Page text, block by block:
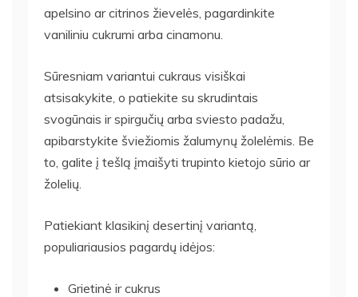
apelsino ar citrinos žievelės, pagardinkite
vaniliniu cukrumi arba cinamonu.
Sūresniam variantui cukraus visiškai
atsisakykite, o patiekite su skrudintais
svogūnais ir spirgučių arba sviesto padažu,
apibarstykite šviežiomis žalumynų žolelėmis. Be
to, galite į tešlą įmaišyti trupinto kietojo sūrio ar
žolelių.
Patiekiant klasikinį desertinį variantą,
populiariausios pagardų idėjos:
Grietinė ir cukrus